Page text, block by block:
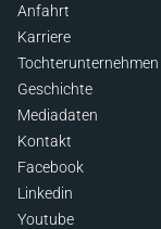
Anfahrt
Karriere
Geschichte
Mediadaten
Kontakt
Facebook
Linkedin
Youtube